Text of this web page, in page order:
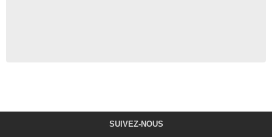
SUIVEZ-NOUS